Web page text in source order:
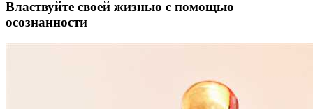
Властвуйте своей жизнью с помощью
осознанности